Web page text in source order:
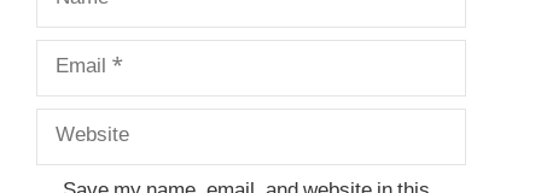
Email
Website